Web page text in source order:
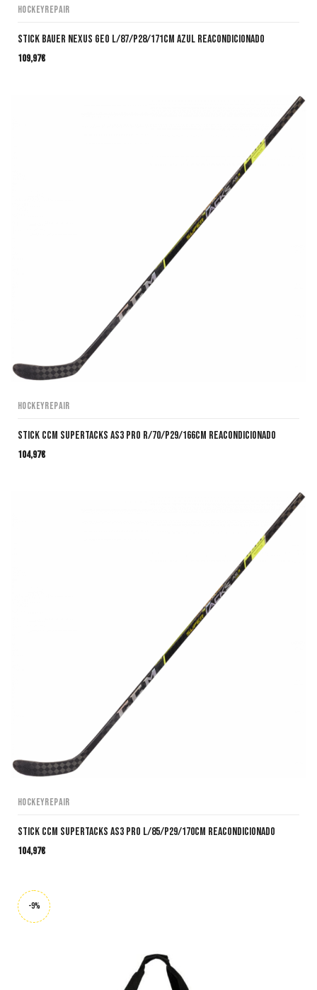
HockeyRepair
Stick Bauer Nexus Geo L/87/P28/171cm AZUL Reacondicionado
109,97€
HockeyRepair
Stick CCM SuperTacks AS3 Pro R/70/P29/166cm Reacondicionado
104,97€
HockeyRepair
Stick CCM SuperTacks AS3 Pro L/85/P29/170cm Reacondicionado
104,97€
-9%